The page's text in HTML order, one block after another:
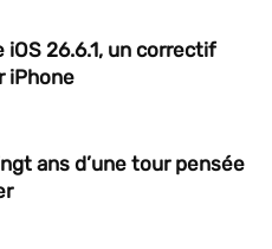
26.6.1, un correctif
iPhone
ans d’une tour pensée